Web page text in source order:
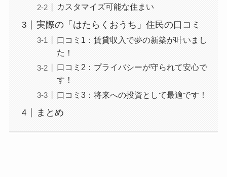
カスタマイズ可能な住まい
実際の「はたらくおうち」住民の口コミ
口コミ1：賃貸収入で夢の新築が叶いまし
た！
口コミ2：プライバシーが守られて安心で
す！
口コミ3：将来への投資として最適です！
まとめ